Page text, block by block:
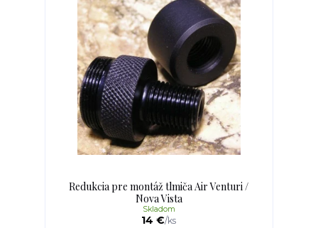
Redukcia pre montáž tlmiča Air Venturi /
Nova Vista
14 €/ks
Skladom